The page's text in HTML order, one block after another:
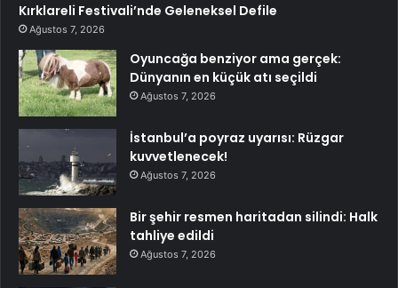
Kırklareli Festivali’nde Geleneksel Defile
Ağustos 7, 2026
Oyuncağa benziyor ama gerçek:
Dünyanın en küçük atı seçildi
Ağustos 7, 2026
İstanbul’a poyraz uyarısı: Rüzgar
kuvvetlenecek!
Ağustos 7, 2026
Bir şehir resmen haritadan silindi: Halk
tahliye edildi
Ağustos 7, 2026